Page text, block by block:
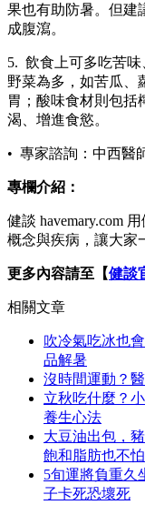
果也有助防暑。但建
成腹瀉。
5. 飲食上可多吃苦味
野菜為多，如苦瓜、
胃；酸味食材則包括
渴、增進食慾。
• 專家諮詢：中西醫
專欄介紹：
健談 havemary.com
概念與疾病，讓大家
更多內容請至【健談
相關文章
吹冷氣吃冰也
品解暑
沒時間運動？
立秋吃什麼？
養生心法
大豆油出包，
飽和脂肪也不怕
5旬運將負重久
子卡死恐壞死